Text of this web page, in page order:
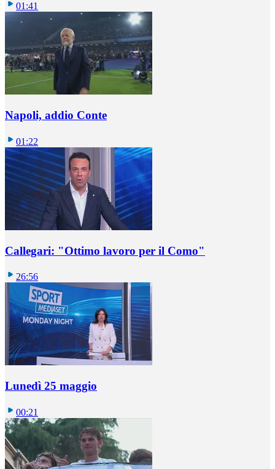
01:41
Napoli, addio Conte
01:22
Callegari: "Ottimo lavoro per il Como"
26:56
Lunedì 25 maggio
00:21